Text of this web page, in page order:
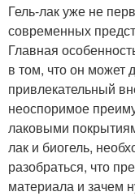
Гель-лак уже не
современных
Главная
в том, что он может
привлекательный
неоспоримое
лаковыми
лак и биогель,
разобраться, что
материала и зачем